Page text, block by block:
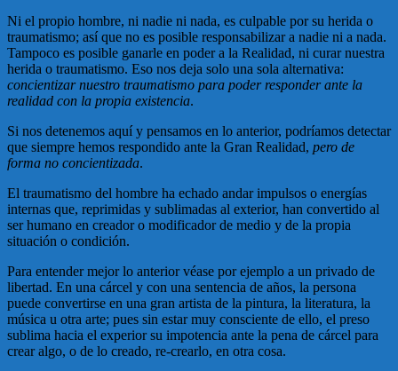
Ni el propio hombre, ni nadie ni nada, es culpable por su herida o
traumatismo; así que no es posible responsabilizar a nadie ni a nada.
Tampoco es posible ganarle en poder a la Realidad, ni curar nuestra
herida o traumatismo. Eso nos deja solo una sola alternativa:
concientizar nuestro traumatismo para poder responder ante la
realidad con la propia existencia.
Si nos detenemos aquí y pensamos en lo anterior, podríamos detectar
que siempre hemos respondido ante la Gran Realidad, pero de
forma no concientizada.
El traumatismo del hombre ha echado andar impulsos o energías
internas que, reprimidas y sublimadas al exterior, han convertido al
ser humano en creador o modificador de medio y de la propia
situación o condición.
Para entender mejor lo anterior véase por ejemplo a un privado de
libertad. En una cárcel y con una sentencia de años, la persona
puede convertirse en una gran artista de la pintura, la literatura, la
música u otra arte; pues sin estar muy consciente de ello, el preso
sublima hacia el experior su impotencia ante la pena de cárcel para
crear algo, o de lo creado, re-crearlo, en otra cosa.